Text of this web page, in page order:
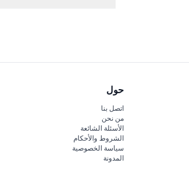
حول
اتصل بنا
من نحن
الأسئلة الشائعة
الشروط والأحكام
سياسة الخصوصية
المدونة